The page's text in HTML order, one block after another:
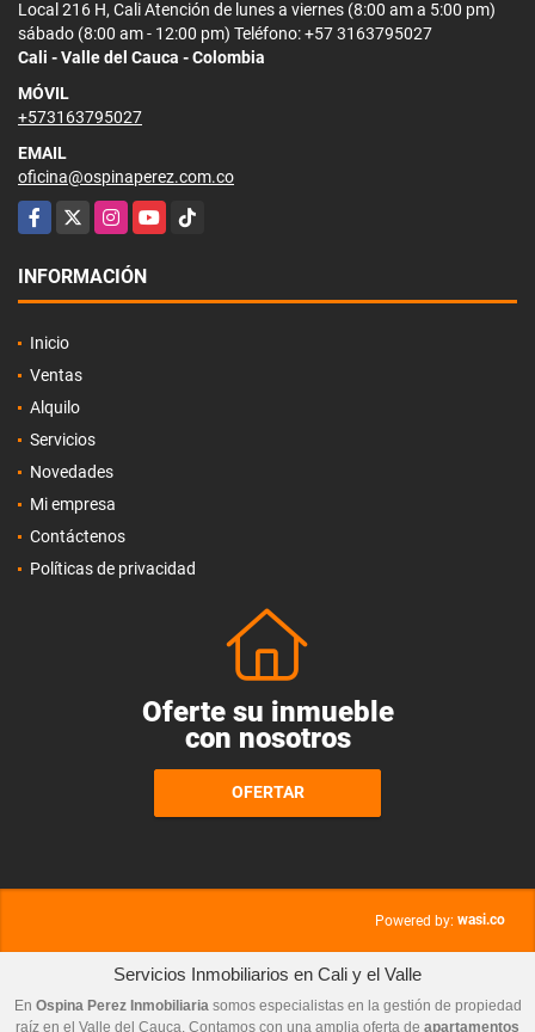
Local 216 H, Cali Atención de lunes a viernes (8:00 am a 5:00 pm)
sábado (8:00 am - 12:00 pm) Teléfono: +57 3163795027
Cali - Valle del Cauca - Colombia
MÓVIL
+573163795027
EMAIL
oficina@ospinaperez.com.co
Facebook
X InstagramYouTubeTikTok
INFORMACIÓN
Inicio
Ventas
Alquilo
Servicios
Novedades
Mi empresa
Contáctenos
Políticas de privacidad
Oferte su inmueble
con nosotros
OFERTAR
Powered by: wasi.co
Servicios Inmobiliarios en Cali y el Valle
En Ospina Perez Inmobiliariasomos especialistas en la gestión de propiedad
raíz en el Valle del Cauca. Contamos con una amplia oferta de apartamentos